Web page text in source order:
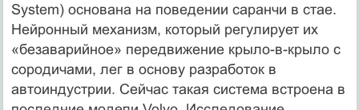
System) основана на поведении саранчи в стае.
Нейронный механизм, который регулирует их
«безаварийное» передвижение крыло-в-крыло с
сородичами, лег в основу разработок в
автоиндустрии. Сейчас такая система встроена в